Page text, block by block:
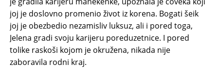
joj je doslovno promenio život iz korena. Bogati šeik
joj je obezbedio nezamisliv luksuz, ali i pored toga,
Jelena gradi svoju karijeru poreduzetnice. I pored
tolike raskoši kojom je okružena, nikada nije
zaboravila rodni kraj.